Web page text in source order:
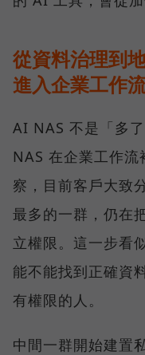
從資料治理到
進入企業工作
AI NAS 不是「多
NAS 在企業工作
察，目前客戶大致
最多的一群，仍在
立權限。這一步看
能不能找到正確資
有權限的人。
中間一群開始建置